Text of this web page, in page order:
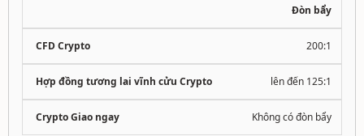
Đòn bẩy
200:1
lên đến 125:1
Không có đòn bẩy